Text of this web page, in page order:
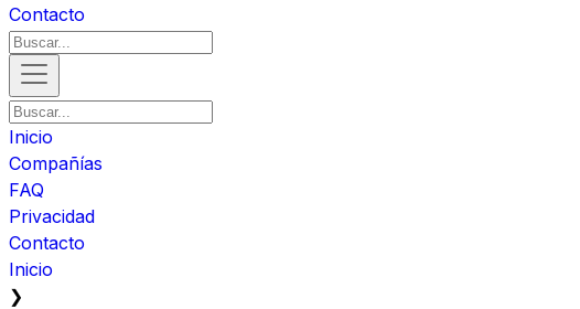
Contacto
Inicio
Compañías
FAQ
Privacidad
Contacto
Inicio
❯